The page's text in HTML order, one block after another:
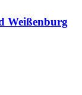
Weißenburg